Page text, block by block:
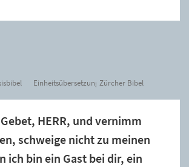
Einheitsübersetzung Zürcher Bibel
HERR, und vernimm
schweige nicht zu meinen
ich bin ein Gast bei dir, ein